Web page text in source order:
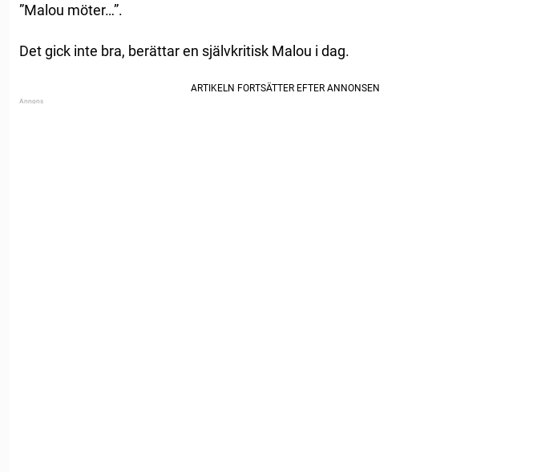
”Malou möter…”.
Det gick inte bra, berättar en självkritisk Malou i dag.